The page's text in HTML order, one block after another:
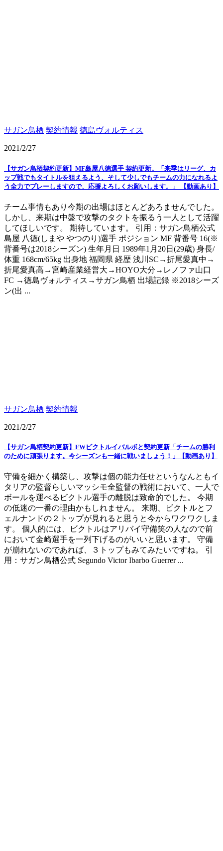
サガン鳥栖 契約情報 徳島ヴォルティス
2021/2/27
【サガン鳥栖契約更新】MF島屋八徳選手 契約更新。「来季はリーグ、カ
ップ戦でもタイトルを狙えるよう、そして少しでもチームの力になれるよ
う全力でプレーしますので、応援よろしくお願いします。」 【動画あり】
チーム事情もあり今期の出場はほとんどあろませんでした。
しかし、来期は中盤で攻撃のタクトを振るう一人として活躍
してほしいです。 期待しています。 引用：サガン鳥栖公式
島屋 八徳(しまや やつのり)選手 ポジション MF 背番号 16(※
背番号は2018シーズン) 生年月日 1989年1月20日(29歳) 身長/
体重 168cm/65kg 出身地 福岡県 経歴 浅川SC→折尾愛真中→
折尾愛真高→宮崎産業経営大→HOYO大分→レノファ山口
FC →徳島ヴォルティス→サガン鳥栖 出場記録 ※2018シーズ
ン(出 ...
サガン鳥栖 契約情報
2021/2/27
【サガン鳥栖契約更新】FWビクトルイバルボと契約更新「チームの勝利
のために頑張ります。今シーズンも一緒に戦いましょう！」【動画あり】
守備を細かく構築し、攻撃は個の能力任せというなんともイ
タリアの監督らしいマッシモ全監督の戦術において、一人で
ボールを運べるビクトル選手の離脱は致命的でした。 今期
の低迷の一番の理由かもしれません。 来期、ビクトルとフ
ェルナンドの２トップが見れると思うと今からワクワクしま
す。 個人的には、ビクトルはアリバイ守備笑の人なので前
において金崎選手を一列下げるのがいいと思います。 守備
が崩れないのであれば、３トップもみてみたいですね。 引
用：サガン鳥栖公式 Segundo Victor Ibarbo Guerrer ...